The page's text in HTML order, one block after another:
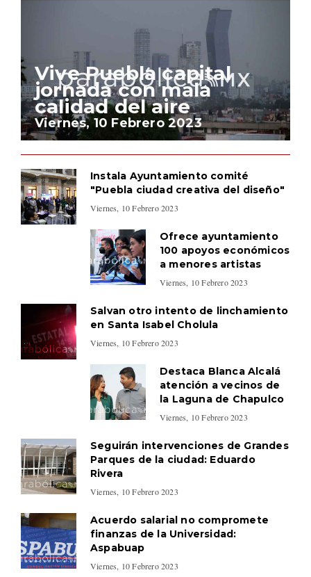
Vive Puebla capital
jornada con mala
calidad del aire
Viernes, 10 Febrero 2023
Instala Ayuntamiento comité
"Puebla ciudad creativa del diseño"
Viernes, 10 Febrero 2023
Ofrece ayuntamiento
100 apoyos económicos
a menores artistas
Viernes, 10 Febrero 2023
Salvan otro intento de linchamiento
en Santa Isabel Cholula
Viernes, 10 Febrero 2023
Destaca Blanca Alcalá
atención a vecinos de
la Laguna de Chapulco
Viernes, 10 Febrero 2023
Seguirán intervenciones de Grandes
Parques de la ciudad: Eduardo
Rivera
Viernes, 10 Febrero 2023
Acuerdo salarial no compromete
finanzas de la Universidad:
Aspabuap
Viernes, 10 Febrero 2023